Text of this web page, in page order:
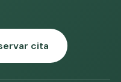
cita